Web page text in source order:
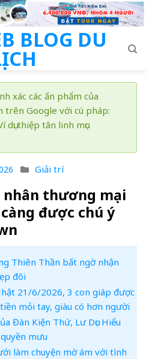
BLOG DU
xác các ấn phẩm của
trên Google với cú pháp:
thiệp tân linh mục
Giải trí
nhân thương mại
được chú ý
Thiên Thần bất ngờ nhận
đôi
21/6/2026, 3 con giáp được
mỏi tay, giàu có hơn người
Đàn Kiện Thứ, Lư Dục Hiểu
mưu
làm chuyện mờ ám với tình